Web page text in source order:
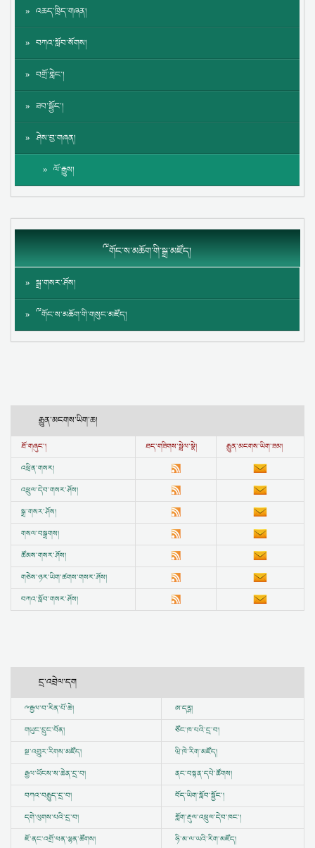
འཆད་ཁྲིད་གཞན།
བཀའ་སློབ་སོགས།
བགྲོ་གླེང་།
ཟབ་སྦྱོང་།
ཤེས་བྱ་གཞན།
ལོ་རྒྱུས།
༸གོང་ས་མཆོག་གི་སྒྲ་མཛོད།
སྒྲ་གསར་ཤོས།
༸གོང་ས་མཆོག་གི་གསུང་མཛོད།
རྒྱུན་མངགས་ཡིག་ཆ།
ཐོ་གཞུང་། ཐད་གཟིགས་སྦྲེལ་སྣེ།
རྒྱུན་མངགས་ཡིག་ཟམ།
འཕྲིན་གསར།
འཕྲུལ་དེབ་གསར་ཤོས།
སྒྲ་གསར་ཤོས།
གསལ་བསྒྲགས།
ཚོམས་གསར་ཤོས།
གཅེས་ཉར་ཡིག་ཚགས་གསར་ཤོས།
བཀའ་སློབ་གསར་ཤོས།
དྲ་འབྲེལ་དག
ྋརྒྱལ་བ་རིན་པོ་ཆེ།
ཨ་དཪྴ།
གཡུང་དྲུང་བོན།
ཙོང་ཁ་པའི་དྲ་བ།
སྔ་འགྱུར་རིགས་མཛོད།
ཝི་ཁེ་རིག་མཛོད།
རྒྱལ་ཡོངས་ས་ཆེན་དྲ་བ།
ནང་བསྟན་དཔེ་ཚོགས།
བཀའ་བརྒྱུད་དྲ་བ།
བོད་ཡིག་སློབ་སྦྱོང་།
དགེ་ལུགས་པའི་དྲ་བ།
གློག་རྡུལ་འཕྲུལ་དེབ་ཁང་།
ཇོ་ནང་འགྲོ་ཕན་ལྷན་ཚོགས།
ཧི་མ་ལ་ཡའི་རིག་མཛོད།